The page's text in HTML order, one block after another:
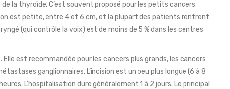
la thyroïde. C’est souvent proposé pour les petits cancers
est petite, entre 4 et 6 cm, et la plupart des patients rentrent
(qui contrôle la voix) est de moins de 5 % dans les centres
est recommandée pour les cancers plus grands, les cancers
ganglionnaires. L’incision est un peu plus longue (6 à 8
L’hospitalisation dure généralement 1 à 2 jours. Le principal